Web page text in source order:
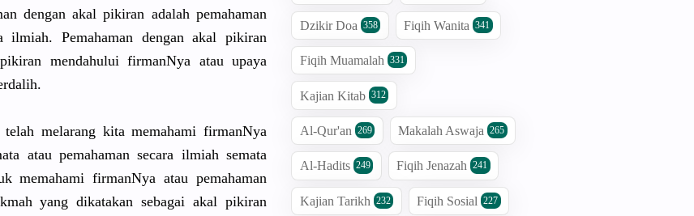
dengan akal pikiran adalah pemahaman
ilmiah. Pemahaman dengan akal pikiran
mendahuluifirmanNya atau upaya
melarang kita memahami firmanNya
atau pemahaman secara ilmiah semata
memahami firmanNya atau pemahaman
yang dikatakan sebagai akal pikiran
Dzikir Doa 358 Fiqih Wanita 341
Fiqih Muamalah 331
Kajian Kitab 312
Al-Qur'an 269 Makalah Aswaja 265
Al-Hadits 249 Fiqih Jenazah 241
Kajian Tarikh 232 Fiqih Sosial 227